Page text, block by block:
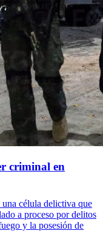
criminal en
célula delictiva que
a proceso por delitos
y la posesión de